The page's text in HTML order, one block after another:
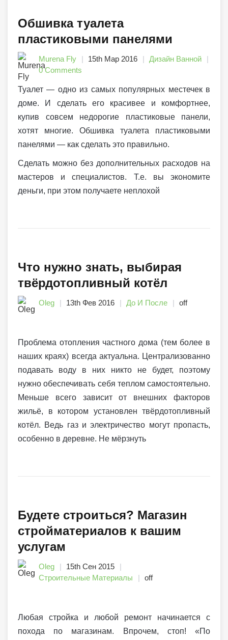
Обшивка туалета
пластиковыми панелями
Murena Fly 15th Мар 2016
Дизайн Ванной
0 Comments
Туалет — одно из самых популярных местечек в
доме. И сделать его красивее и комфортнее,
купив совсем недорогие пластиковые панели,
хотят многие. Обшивка туалета пластиковыми
панелями — как сделать это правильно.
Сделать можно без дополнительных расходов на
мастеров и специалистов. Т.е. вы экономите
деньги, при этом получаете неплохой
Что нужно знать, выбирая
твёрдотопливный котёл
Oleg 13th Фев 2016 До И После off
Проблема отопления частного дома (тем более в
наших краях) всегда актуальна. Централизованно
подавать воду в них никто не будет, поэтому
нужно обеспечивать себя теплом самостоятельно.
Меньше всего зависит от внешних факторов
жильё, в котором установлен твёрдотопливный
котёл. Ведь газ и электричество могут пропасть,
особенно в деревне. Не мёрзнуть
Будете строиться? Магазин
стройматериалов к вашим
услугам
Oleg
15th Сен 2015
Строительные Материалы
off
Любая стройка и любой ремонт начинается с
похода по магазинам. Впрочем, стоп! «По